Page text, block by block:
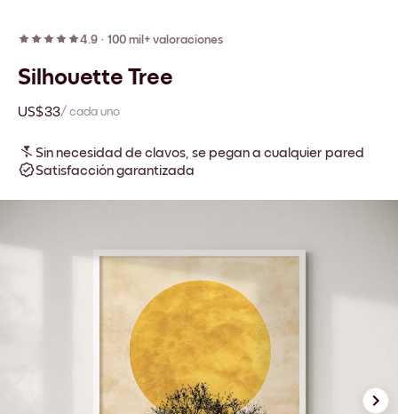
4.9 · 100 mil+ valoraciones
Silhouette Tree
US$33/ cada uno
Sin necesidad de clavos, se pegan a cualquier pared
Satisfacción garantizada